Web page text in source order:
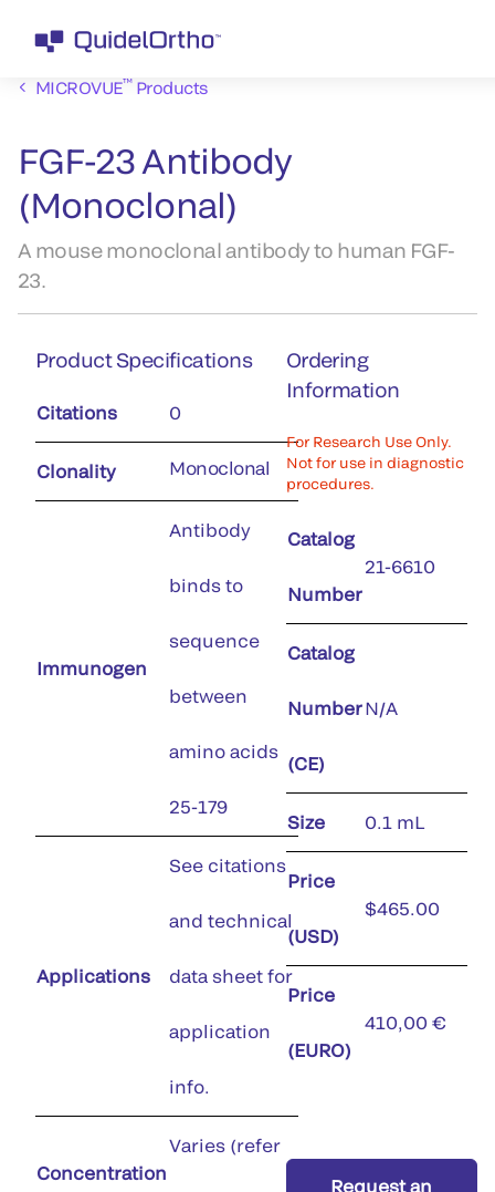
MICROVUE™Products
FGF-23 Antibody
(Monoclonal)
A mouse monoclonal antibody to human FGF-
23.
Product Specifications
Citations 0
Clonality Monoclonal
Immunogen
Antibody
binds to
sequence
between
amino acids
25-179
Applications
See citations
and technical
data sheet for
application
info.
Concentration
Varies (refer
Ordering
Information
For Research Use Only.
Not for use in diagnostic
procedures.
Catalog
Number
21-6610
Catalog
Number
(CE)
N/A
Size 0.1 mL
Price
(USD)
$465.00
Price
(EURO)
410,00 €
Request an